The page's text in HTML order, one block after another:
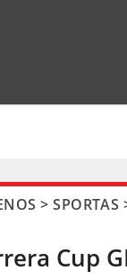
>SPORTAS
Cup